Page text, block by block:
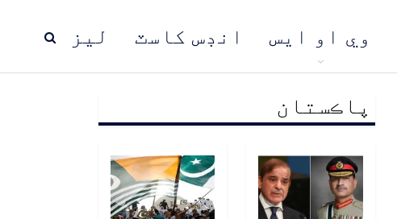
ليز انڊس کاسٽ وي او ايس
پاڪستان مُنڍ
پاڪستان